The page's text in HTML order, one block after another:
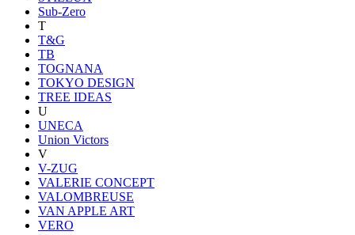
Sub-Zero
T
T&G
TB
TOGNANA
TOKYO DESIGN
TREE IDEAS
U
UNECA
Union Victors
V
V-ZUG
VALERIE CONCEPT
VALOMBREUSE
VAN APPLE ART
VERO